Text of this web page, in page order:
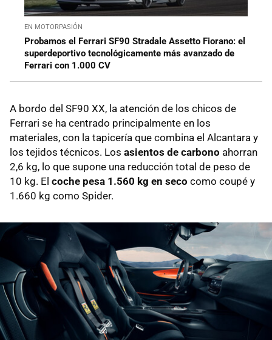
EN MOTORPASIÓN
Probamos el Ferrari SF90 Stradale Assetto Fiorano: el
superdeportivo tecnológicamente más avanzado de
Ferrari con 1.000 CV
A bordo del SF90 XX, la atención de los chicos de
Ferrari se ha centrado principalmente en los
materiales, con la tapicería que combina el Alcantara y
los tejidos técnicos. Los asientos de carbono ahorran
2,6 kg, lo que supone una reducción total de peso de
10 kg. El coche pesa 1.560 kg en seco como coupé y
1.660 kg como Spider.